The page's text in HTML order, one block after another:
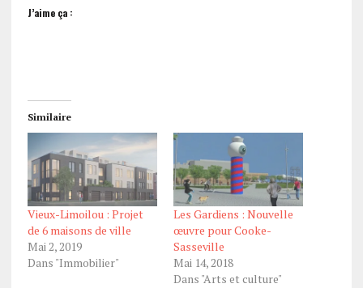
J’aime ça :
Similaire
Vieux-Limoilou : Projet
de 6 maisons de ville
Mai 2, 2019
Dans "Immobilier"
Les Gardiens : Nouvelle
œuvre pour Cooke-
Sasseville
Mai 14, 2018
Dans "Arts et culture"